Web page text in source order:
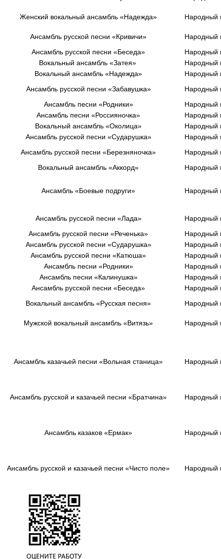
Женский вокальный ансамбль «Надежда» Народный
Ансамбль русской песни «Кривичи»
Народный
Ансамбль русской песни «Беседа»
Народный
Вокальный ансамбль «Затея»
Народный
Вокальный ансамбль «Надежда»
Народный
Ансамбль русской песни «Забавушка»
Народный
Ансамбль песни «Родники»
Народный
Ансамбль песни «Россияночка»
Народный
Вокальный ансамбль «Околица»
Народный
Ансамбль русской песни «Сударушка»
Народный
Ансамбль русской песни «Березняночка»
Народный
Вокальный ансамбль «Аккорд» Народный
Ансамбль «Боевые подруги» Народный
Ансамбль русской песни «Лада»
Народный
Ансамбль русской песни «Реченька»
Народный
Ансамбль русской песни «Сударушка»
Народный
Ансамбль русской песни «Катюша»
Народный
Ансамбль песни «Родники»
Народный
Ансамбль песни «Калинушка»
Народный
Ансамбль русской песни «Беседа»
Народный
Вокальный ансамбль «Русская песня»
Народный
Мужской вокальный ансамбль «Витязь» Народный
Ансамбль казачьей песни «Вольная станица» Народный
Ансамбль русской и казачьей песни «Братчина» Народный
Ансамбль казаков «Ермак» Народный
Ансамбль русской и казачьей песни «Чисто поле» Народный